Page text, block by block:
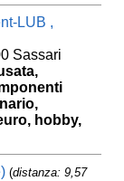
LUB ,
Sassari
hobby,
(distanza: 9,57